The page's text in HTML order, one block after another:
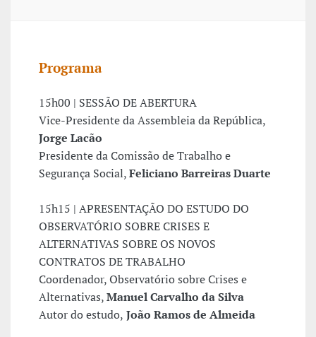
Programa
15h00 | SESSÃO DE ABERTURA
Vice-Presidente da Assembleia da República,
Jorge Lacão
Presidente da Comissão de Trabalho e
Segurança Social,Feliciano Barreiras Duarte
15h15 | APRESENTAÇÃO DO ESTUDO DO
OBSERVATÓRIO SOBRE CRISES E
ALTERNATIVAS SOBRE OS NOVOS
CONTRATOS DE TRABALHO
Coordenador, Observatório sobre Crises e
Alternativas,Manuel Carvalho da Silva
Autor do estudo, João Ramos de Almeida